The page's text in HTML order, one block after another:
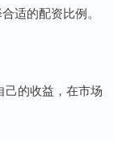
适的配资比例。
的收益，在市场